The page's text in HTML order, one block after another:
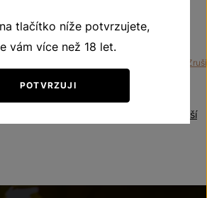
Terroir - toulky vinicemi
Nejdražší
tlačítko níže potvrzujete,
vám více než 18 let.
POTVRZUJI